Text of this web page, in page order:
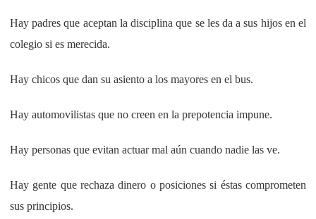
Hay padres que aceptan la disciplina que se les da a sus hijos en el
colegio si es merecida.
Hay chicos que dan su asiento a los mayores en el bus.
Hay automovilistas que no creen en la prepotencia impune.
Hay personas que evitan actuar mal aún cuando nadie las ve.
Hay gente que rechaza dinero o posiciones si éstas comprometen
sus principios.